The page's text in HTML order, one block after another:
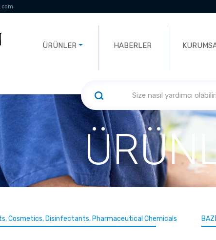
ÜRÜNLER HABERLER
Cosmetics, Disinfectants, Pharmaceutical Chemicals